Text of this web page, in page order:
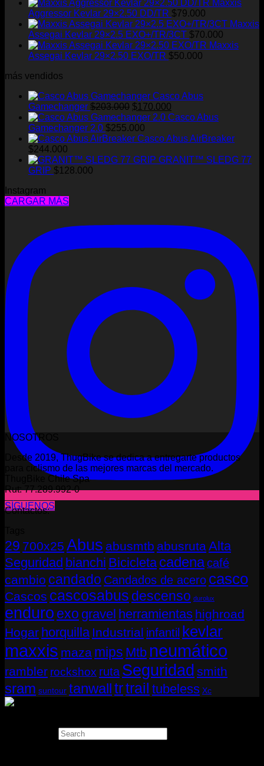
Maxxis
Aggressor Kevlar 29×2.50 DD/TR $79.000
Maxxis
Assegai Kevlar 29×2.5 EXO+/TR/3CT $70.000
Maxxis
Assegai Kevlar 29×2.50 EXO/TR $50.000
más vendidos
Casco Abus
Gamechanger $203.000 El
precio
original
era:
$170.000
precio
es:
Casco Abus
Gamechanger 2.0 $255.000
Casco Abus AirBreaker
$244.000
GRANIT™ SLEDG 77
GRIP $128.000
Instagram
CARGAR MÁS
SÍGUENOS
NOSOTROS
Desde 2019, ThugBike se dedica a entregarte productos
para ciclismo de las mejores marcas del mercado.
ThugBike Chile Spa
Rut: 77.289.992-0
Contactos:
29 700x25 Abus abusmtb abusrutaAlta
Seguridad bianchi Bicicleta cadenacafé
cambio candado Candados de acero casco
Cascos cascosabus descenso durolux
enduro exo gravel herramientas highroad
Hogar horquilla Industrial infantil kevlar
maxxis maza mips Mtb neumático
rambler rockshox ruta Seguridad smith
sram suntour tanwalltrtrail tubeless Xc